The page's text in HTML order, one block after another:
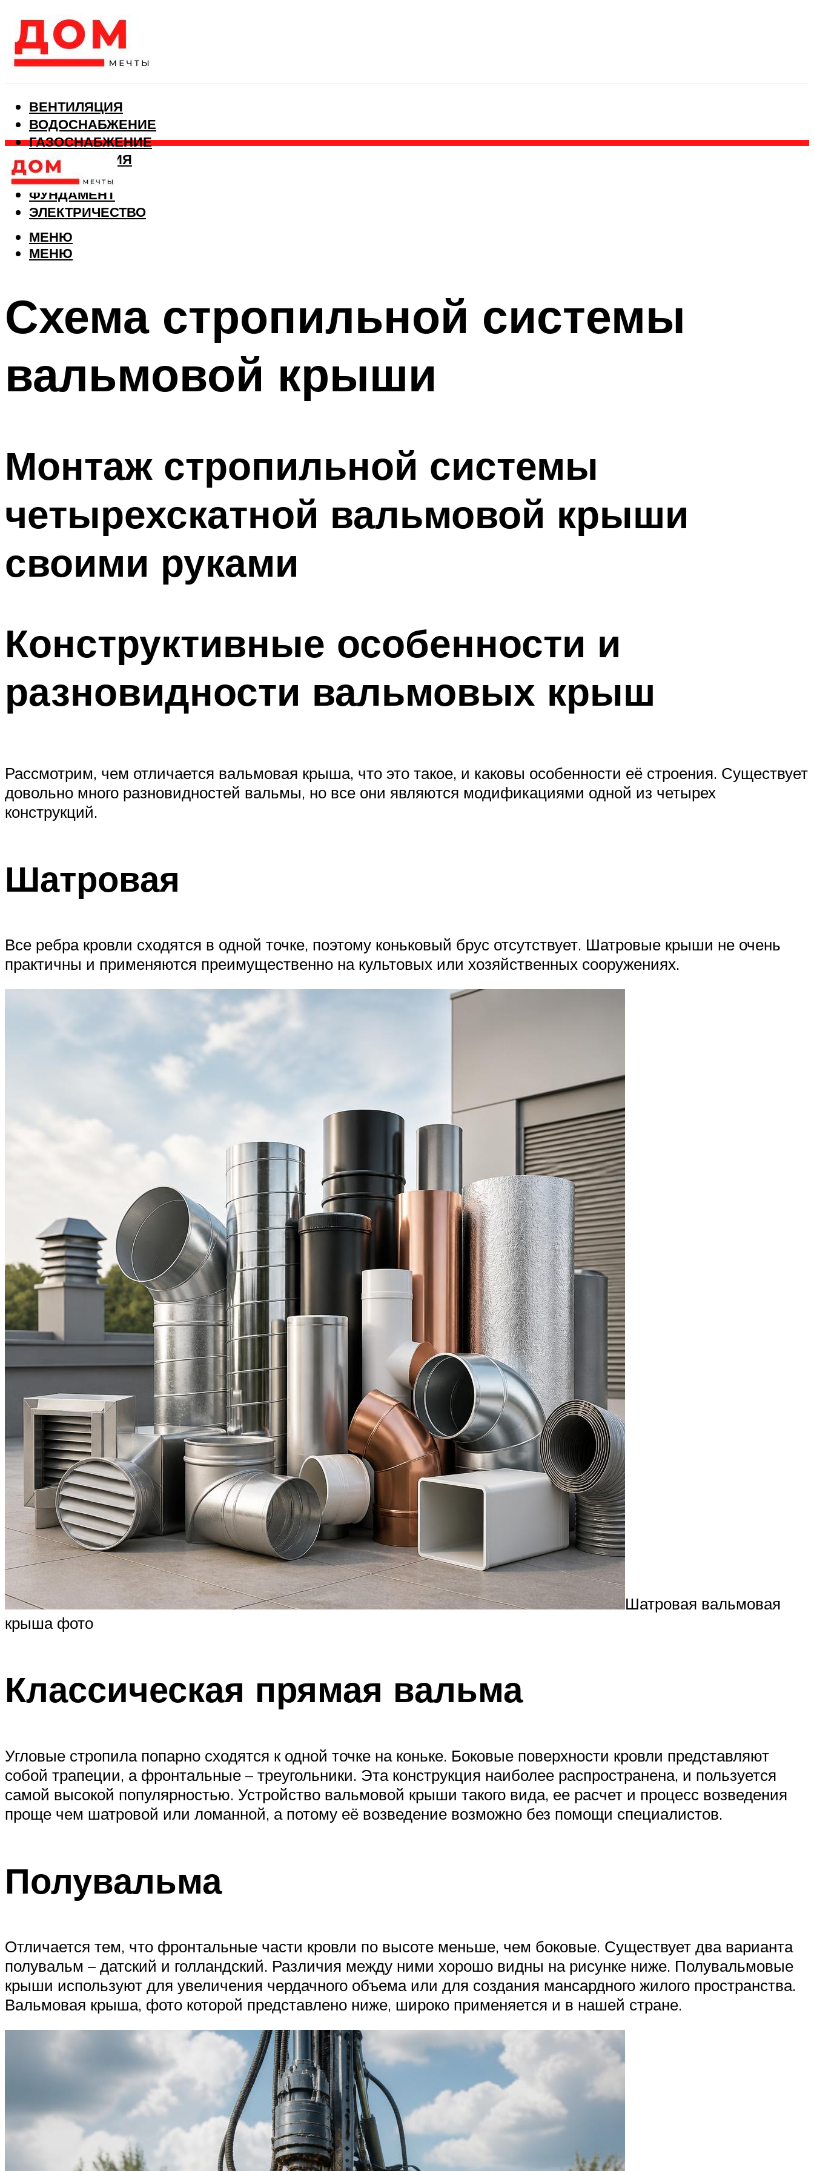
ВЕНТИЛЯЦИЯ
ВОДОСНАБЖЕНИЕ
ГАЗОСНАБЖЕНИЕ
КАНАЛИЗАЦИЯ
ОТОПЛЕНИЕ
ФУНДАМЕНТ
ЭЛЕКТРИЧЕСТВО
МЕНЮ
МЕНЮ
Схема стропильной системы
вальмовой крыши
Монтаж стропильной системы
четырехскатной вальмовой крыши
своими руками
Конструктивные особенности и
разновидности вальмовых крыш
Рассмотрим, чем отличается вальмовая крыша, что это такое, и каковы особенности её строения. Существует
довольно много разновидностей вальмы, но все они являются модификациями одной из четырех
конструкций.
Шатровая
Все ребра кровли сходятся в одной точке, поэтому коньковый брус отсутствует. Шатровые крыши не очень
практичны и применяются преимущественно на культовых или хозяйственных сооружениях.
Шатровая вальмовая
крыша фото
Классическая прямая вальма
Угловые стропила попарно сходятся к одной точке на коньке. Боковые поверхности кровли представляют
собой трапеции, а фронтальные – треугольники. Эта конструкция наиболее распространена, и пользуется
самой высокой популярностью. Устройство вальмовой крыши такого вида, ее расчет и процесс возведения
проще чем шатровой или ломанной, а потому её возведение возможно без помощи специалистов.
Полувальма
Отличается тем, что фронтальные части кровли по высоте меньше, чем боковые. Существует два варианта
полувальм – датский и голландский. Различия между ними хорошо видны на рисунке ниже. Полувальмовые
крыши используют для увеличения чердачного объема или для создания мансардного жилого пространства.
Вальмовая крыша, фото которой представлено ниже, широко применяется и в нашей стране.